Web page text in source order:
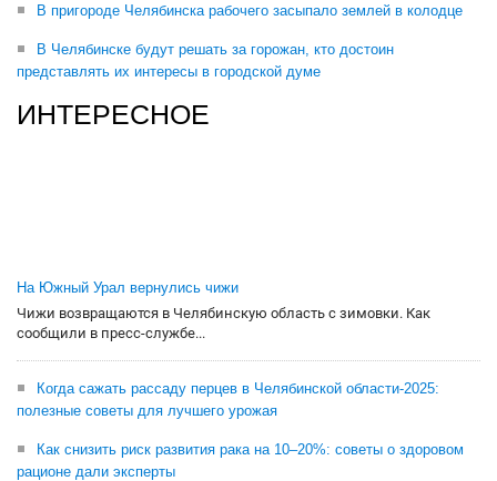
В пригороде Челябинска рабочего засыпало землей в колодце
В Челябинске будут решать за горожан, кто достоин
представлять их интересы в городской думе
ИНТЕРЕСНОЕ
На Южный Урал вернулись чижи
Чижи возвращаются в Челябинскую область с зимовки. Как
сообщили в пресс-службе...
Когда сажать рассаду перцев в Челябинской области-2025:
полезные советы для лучшего урожая
Как снизить риск развития рака на 10–20%: советы о здоровом
рационе дали эксперты